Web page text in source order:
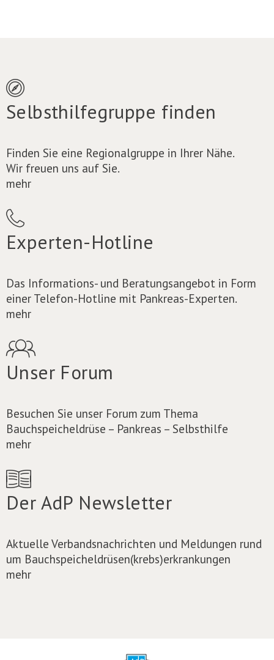
Selbsthilfegruppe finden
Finden Sie eine Regionalgruppe in Ihrer Nähe.
Wir freuen uns auf Sie.
mehr
Experten-Hotline
Das Informations- und Beratungsangebot in Form
einer Telefon-Hotline mit Pankreas-Experten.
mehr
Unser Forum
Besuchen Sie unser Forum zum Thema
Bauchspeicheldrüse – Pankreas – Selbsthilfe
mehr
Der AdP Newsletter
Aktuelle Verbandsnachrichten und Meldungen rund
um Bauchspeicheldrüsen(krebs)erkrankungen
mehr